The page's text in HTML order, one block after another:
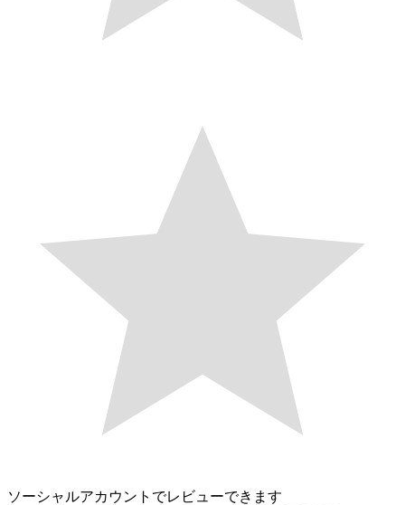
ソーシャルアカウントでレビューできます